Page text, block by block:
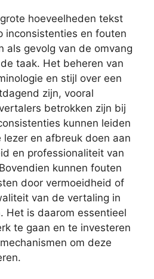
hoeveelheden tekst
inconsistenties en fouten
als gevolg van de omvang
taak. Het beheren van
en stijl over een
zijn, vooral
betrokken zijn bij
kunnen leiden
en afbreuk doen aan
en professionaliteit van
kunnen fouten
door vermoeidheid of
van de vertaling in
Het is daarom essentieel
te gaan en te investeren
om deze